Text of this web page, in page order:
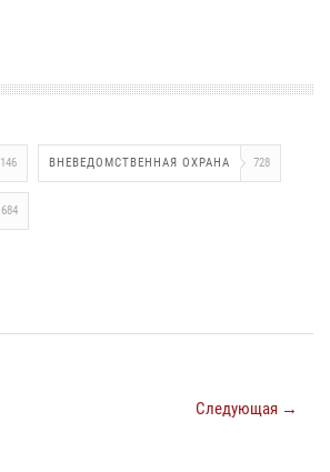
146 ВНЕВЕДОМСТВЕННАЯ ОХРАНА 728
684
Следующая →